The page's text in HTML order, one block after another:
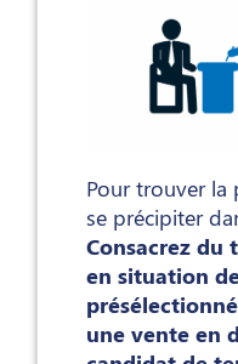
Pour trouver la
se précipiter
Consacrez du
en situation
présélectionné
une vente en